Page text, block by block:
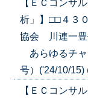
【ＥＣコンサ
析」】□□４３
協会 川連一豊
あらゆるチャ
号）('24/10/15)
【ＥＣコンサ